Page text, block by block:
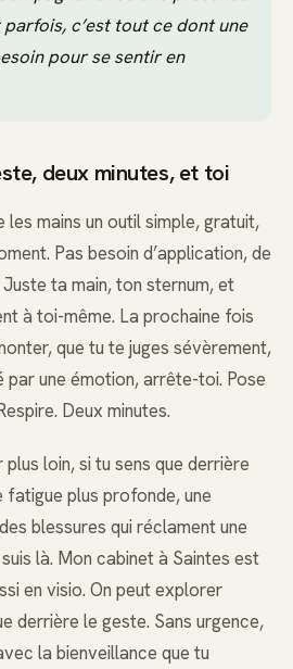
parfois, c’est tout ce dont une
pour se sentir en
deux minutes, et toi
les mains un outil simple, gratuit,
Pas besoin d’application, de
ta main, ton sternum, et
à toi-même. La prochaine fois
que tu te juges sévèrement,
par une émotion, arrête-toi. Pose
Deux minutes.
plus loin, si tu sens que derrière
fatigue plus profonde, une
blessures qui réclament une
là. Mon cabinet à Saintes est
en visio. On peut explorer
derrière le geste. Sans urgence,
la bienveillance que tu